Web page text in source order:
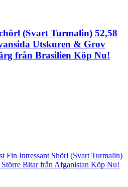
(Svart Turmalin) 52,58
Utskuren & Grov
från Brasilien Köp Nu!